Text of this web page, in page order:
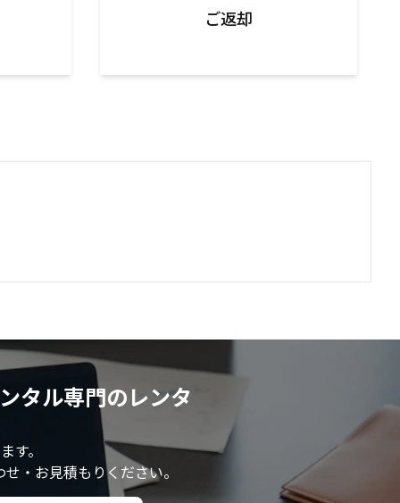
ご返却
タル専門のレンタ
す。
・お見積もりください。